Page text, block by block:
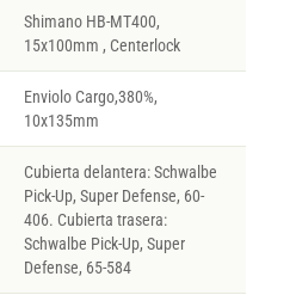
Shimano HB-MT400,
15x100mm , Centerlock
Enviolo Cargo,380%,
10x135mm
Cubierta delantera: Schwalbe
Pick-Up, Super Defense, 60-
406. Cubierta trasera:
Schwalbe Pick-Up, Super
Defense, 65-584